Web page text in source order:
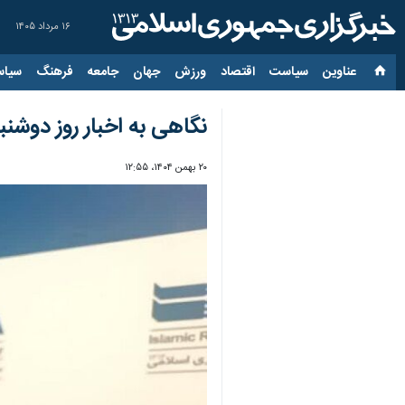
۱۶ مرداد ۱۴۰۵
عناوین‌ سیاست اقتصاد ورزش جهان جامعه فرهنگ
نگاهی به اخبار روز
۲۰ بهمن ۱۴۰۴، ۱۲:۵۵